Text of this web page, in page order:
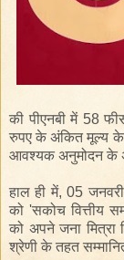
कीपीएनबी में 58
रुपए के अंकित मूल्य के
आवश्यक अनुमोदन के
हाल ही में, 05
को 'सकोचवित्तीय
को अपने जना मित्रा
श्रेणी केतहत